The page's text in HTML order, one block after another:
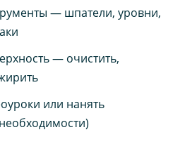
— шпатели, уровни,
— очистить,
или нанять